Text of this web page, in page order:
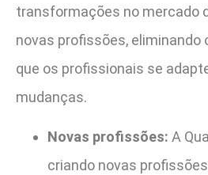
transformações no mercado
novas profissões, eliminando
que os profissionais se
mudanças.
Novas profissões: A
criando novas